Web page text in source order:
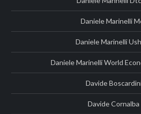
Daniele Marinelli
Daniele Marinelli
Daniele Marinelli World
Davide
Davide Cornalba